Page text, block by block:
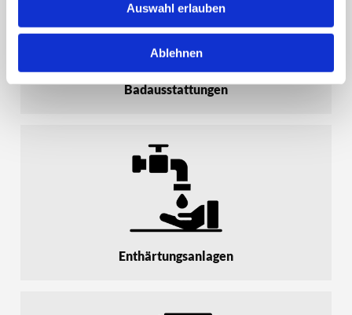
Auswahl erlauben
Ablehnen
Badausstattungen
Enthärtungsanlagen